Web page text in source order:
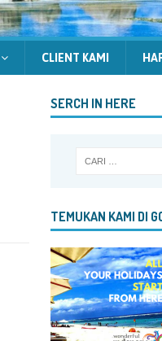
CLIENT KAMI
SERCH IN HERE
TEMUKAN KAMI DI